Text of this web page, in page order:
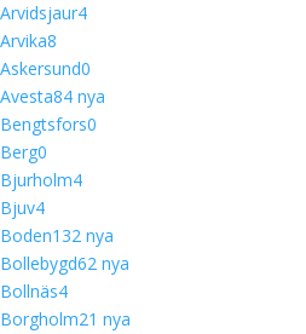
Arvidsjaur4
Arvika8
Askersund0
Avesta84 nya
Bengtsfors0
Berg0
Bjurholm4
Bjuv4
Boden132 nya
Bollebygd62 nya
Bollnäs4
Borgholm21 nya